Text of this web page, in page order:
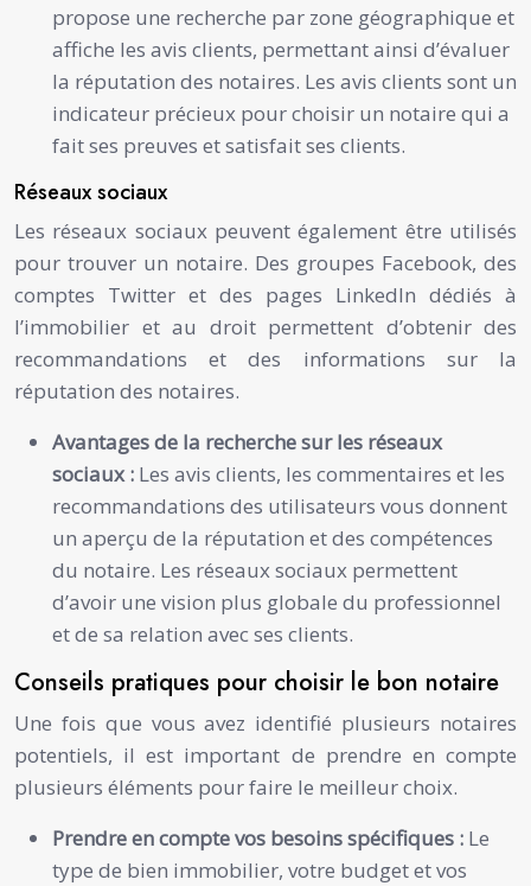
propose une recherche par zone géographique et
affiche les avis clients, permettant ainsi d’évaluer
la réputation des notaires. Les avis clients sont un
indicateur précieux pour choisir un notaire qui a
fait ses preuves et satisfait ses clients.
Réseaux sociaux
Les réseaux sociaux peuvent également être utilisés
pour trouver un notaire. Des groupes Facebook, des
comptes Twitter et des pages LinkedIn dédiés à
l’immobilier et au droit permettent d’obtenir des
recommandations et des informations sur la
réputation des notaires.
Avantages de la recherche sur les réseaux
sociaux : Les avis clients, les commentaires et les
recommandations des utilisateurs vous donnent
un aperçu de la réputation et des compétences
du notaire. Les réseaux sociaux permettent
d’avoir une vision plus globale du professionnel
et de sa relation avec ses clients.
Conseils pratiques pour choisir le bon notaire
Une fois que vous avez identifié plusieurs notaires
potentiels, il est important de prendre en compte
plusieurs éléments pour faire le meilleur choix.
Prendre en compte vos besoins spécifiques : Le
type de bien immobilier, votre budget et vos